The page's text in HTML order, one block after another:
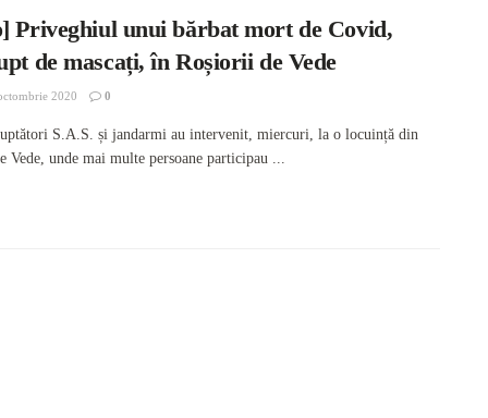
Priveghiul unui bărbat mort de Covid,
de mascați, în Roșiorii de Vede
2020 0
S.A.S. și jandarmi au intervenit, miercuri, la o locuință din
Vede, unde mai multe persoane participau ...